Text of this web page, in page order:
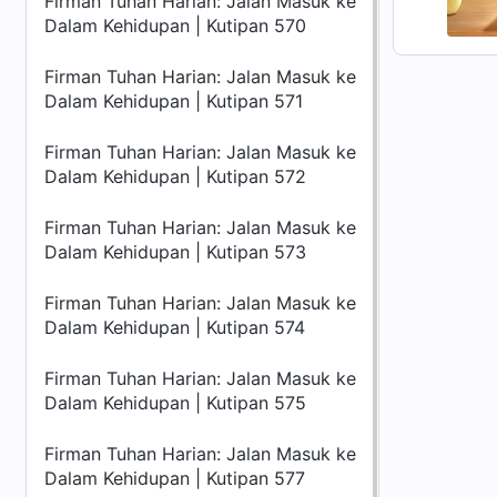
Dalam Kehidupan | Kutipan 570
Firman Tuhan Harian: Jalan Masuk ke
Dalam Kehidupan | Kutipan 571
Firman Tuhan Harian: Jalan Masuk ke
Dalam Kehidupan | Kutipan 572
Firman Tuhan Harian: Jalan Masuk ke
Dalam Kehidupan | Kutipan 573
Firman Tuhan Harian: Jalan Masuk ke
Dalam Kehidupan | Kutipan 574
Firman Tuhan Harian: Jalan Masuk ke
Dalam Kehidupan | Kutipan 575
Firman Tuhan Harian: Jalan Masuk ke
Dalam Kehidupan | Kutipan 577